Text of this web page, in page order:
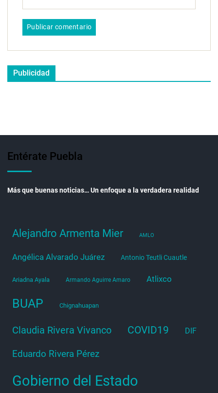
Publicidad
Entérate Puebla
Más que buenas noticias… Un enfoque a la verdadera realidad
Alejandro Armenta Mier AMLO
Angélica Alvarado Juárez Antonio Teutli Cuautle
Ariadna Ayala Armando Aguirre Amaro Atlixco
BUAP Chignahuapan
Claudia Rivera Vivanco COVID19 DIF
Eduardo Rivera Pérez
Gobierno del Estado